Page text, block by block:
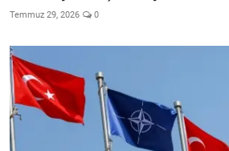
Temmuz 29, 2026 0